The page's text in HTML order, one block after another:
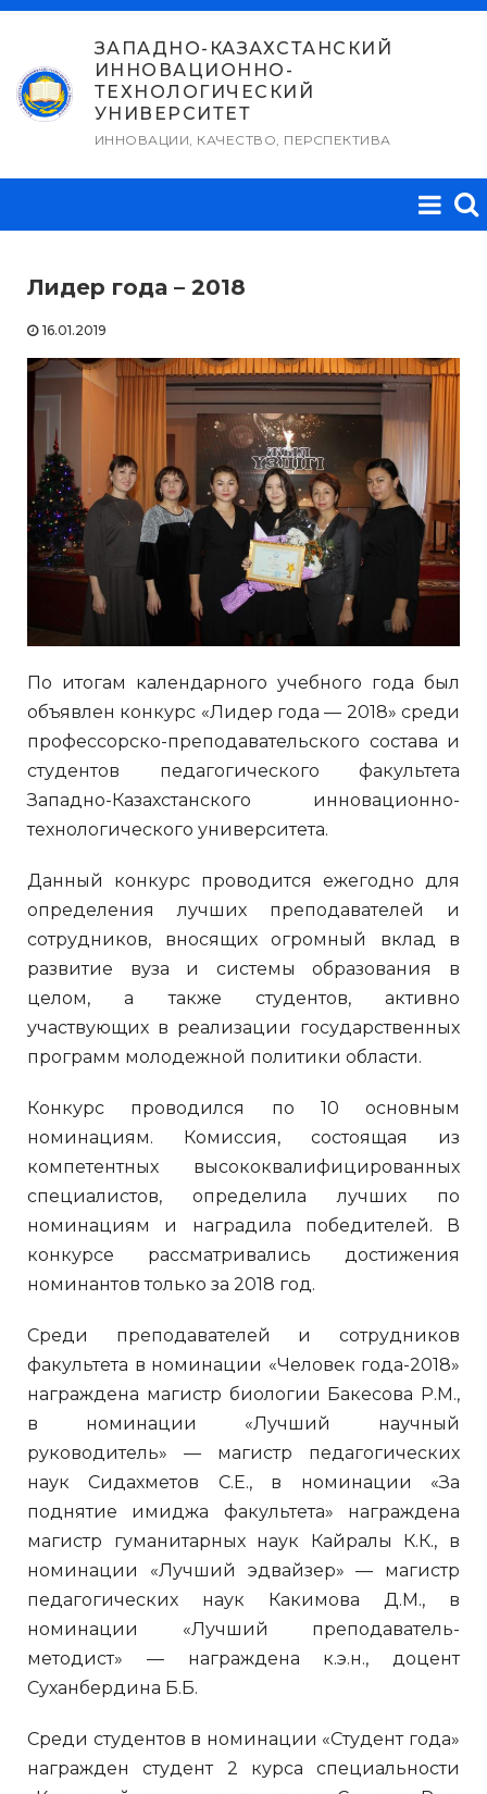
Перейти
содержимому
ЗАПАДНО-КАЗАХСТАНСКИЙ
ИННОВАЦИОННО-
ТЕХНОЛОГИЧЕСКИЙ
УНИВЕРСИТЕТ
ИННОВАЦИИ, КАЧЕСТВО, ПЕРСПЕКТИВА
Лидер года – 2018
16.01.2019
По итогам календарного учебного года был
объявлен конкурс «Лидер года — 2018» среди
профессорско-преподавательского состава и
студентов педагогического факультета
Западно-Казахстанского инновационно-
технологического университета.
Данный конкурс проводится ежегодно для
определения лучших преподавателей и
сотрудников, вносящих огромный вклад в
развитие вуза и системы образования в
целом, а также студентов, активно
участвующих в реализации государственных
программ молодежной политики области.
Конкурс проводился по 10 основным
номинациям. Комиссия, состоящая из
компетентных высококвалифицированных
специалистов, определила лучших по
номинациям и наградила победителей. В
конкурсе рассматривались достижения
номинантов только за 2018 год.
Среди преподавателей и сотрудников
факультета в номинации «Человек года-2018»
награждена магистр биологии Бакесова Р.М.,
в номинации «Лучший научный
руководитель» — магистр педагогических
наук Сидахметов С.Е., в номинации «За
поднятие имиджа факультета» награждена
магистр гуманитарных наук Кайралы К.К., в
номинации «Лучший эдвайзер» — магистр
педагогических наук Какимова Д.М., в
номинации «Лучший преподаватель-
методист» — награждена к.э.н., доцент
Суханбердина Б.Б.
Среди студентов в номинации «Студент года»
награжден студент 2 курса специальности